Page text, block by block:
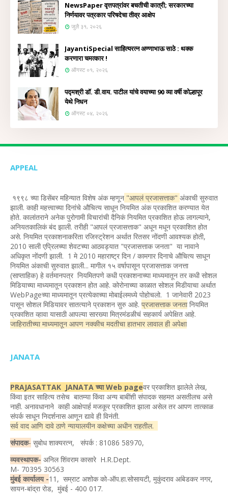
NewsPaper वृत्तपत्रांवर बचतीची कात्री; सरकारच्या
निर्णयावर पत्रकार परिषदेचा तीव्र आक्षेप
जुलै ३१, २०२६
JayantiSpecial साहित्यरत्न अण्णाभाऊ साठे : थक्क
करणारा चमत्कार !
ऑगस्ट ०१, २०२६
पद्मश्री डॉ. डी.वाय. पाटील यांचे वयाच्या 90 व्या वर्षी कोल्हापूर
येथे निधन
ऑगस्ट ०४, २०२६
APPEAL
१९९८ च्या डिसेंबर महिन्यात विशेष अंक म्हणून "आपलं प्रजासत्ताक" अंकाची सुरुवात
झाली. काही महत्त्वाच्या दिनांचे औचित्य साधून नियमित अंक प्रकाशित करण्यात येत
होते. कालांतराने अनेक पुरोगामी विचारांची दैनिकं नियमित प्रकाशित होऊ लागल्याने,
अनियतकालिकं बंद झाली. तरीही "आपलं प्रजासत्ताक" अधून मधून प्रकाशित होत
असे. नियमित प्रकाशनाकरिता रजिस्ट्रेशन अर्थात रितसर नोंदणी आवश्यक होती,
2010 साली एप्रिलच्या शेवटच्या आठवड्यात "प्रजासत्ताक जनता" या नावाने
अधिकृत नोंदणी झाली. 1 मे 2010 महाराष्ट्र दिन / कामगार दिनाचे औचित्य साधून
नियमित अंकाची सुरुवात झाली... मागील १५ वर्षापासून प्रजासत्ताक जनत्ता
(साप्ताहिक) हे वर्तमानपत्र नियमितपणे कधी प्रकाशनाच्या माध्यमातून तर कधी सोशल
मिडियाच्या माध्यमातून प्रकाशन होत आहे. कोरोनाच्या काळात सोशल मिडीयाचा अर्थात
WebPageच्या माध्यमातून प्रत्येकाच्या मोबाईलमध्ये पोहोचलो. 1 जानेवारी 2023
पासून सोशल मिडियावर सातत्याने प्रकाशन सुरु आहे. प्रजासत्ताक जनतानियमित
प्रकाशित व्हावा यासाठी आपल्या सारख्या मित्रमंडळीचं सहकार्य अपेक्षित आहे.
जाहिरातीच्या माध्यमातून आपण नक्कीच मदतीचा हातभार लावाल ही अपेक्षा
JANATA
PRAJASATTAK JANATA च्या Web pageवर प्रकाशित झालेले लेख,
किंवा इतर साहित्य तसेच बातम्या किंवा अन्य बाबींशी संपादक सहमत असतीलच असे
नाही. अनावधानाने काही आक्षेपार्ह मजकूर प्रकाशित झाला असेल तर आपण तात्काळ
संपर्क साधून निदर्शनास आणून द्यावे ही विनंती.
सर्व वाद आणि दावे ठाणे न्यायालयीन कक्षेच्या अधीन राहतील.
संपादक- सुबोध शाक्यरत्न, संपर्क : 81086 58970,
व्यवस्थापक- अनिल शिंवराम कासारे H.R.Dept.
M- 70395 30563
मुंबई कार्यालय -11, सम्राट अशोक को-ऑप.हा.सोसायटी, मुकुंदराव आंबेडकर नगर,
सायन-बांद्रा रोड, मुंबई - 400 017.